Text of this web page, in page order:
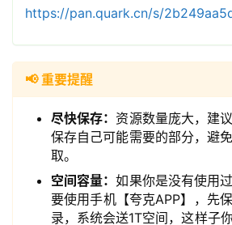
领
入
口
https://pan.quark.cn/s/
📢 重要提醒
尽快保存： 资源数量庞大，建
保存自己可能需要的部分，避
取。
空间容量：如果你是没有使用
要使用手机【夸克APP】，先
录，系统会送1T空间，这样子